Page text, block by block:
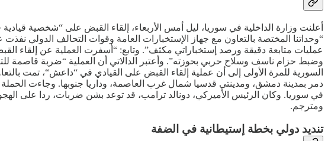
أعلنت وزارة الداخلية في سوريا، ليل أمس الأربعاء، إلقاء القبض على “شخصية
“وحداتنا المختصة بالتعاون مع جهاز الإستخبارات العامة وقوات التحالف
عمليات متابعة دقيقة ورصد إستخباراتي مكثف”. وتابع: “أسفرت العملية عن إلقاء
وضبط حزام ناسف وسلاح حربي بحوزته”. وأعتبر الدالاتي أن العملية “ضربة قاصمة
ومترجم.
تنديد دولي بخطة إستيطانية في الضفة